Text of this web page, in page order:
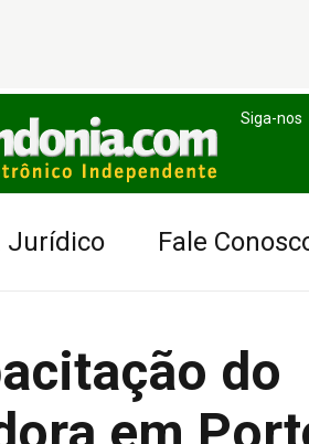
Siga-nos
Jurídico Fale
do